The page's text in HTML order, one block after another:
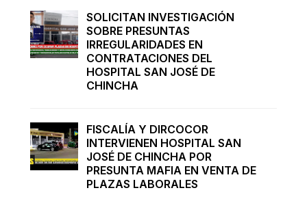
SOLICITAN INVESTIGACIÓN
SOBRE PRESUNTAS
IRREGULARIDADES EN
CONTRATACIONES DEL
HOSPITAL SAN JOSÉ DE
CHINCHA
FISCALÍA Y DIRCOCOR
INTERVIENEN HOSPITAL SAN
JOSÉ DE CHINCHA POR
PRESUNTA MAFIA EN VENTA DE
PLAZAS LABORALES